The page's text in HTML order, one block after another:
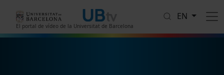
El portal de vídeo de la Universitat de Barcelona
EN